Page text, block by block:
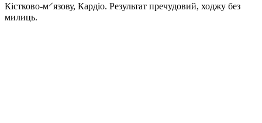
Кістково-м⸍язову, Кардіо. Результат пречудовий, ходжу без
милиць.